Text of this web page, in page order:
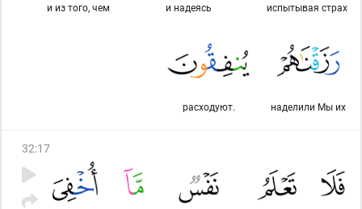
испытывая страх
и надеясь
и из того, чем
наделили Мы их
расходуют.
32:17